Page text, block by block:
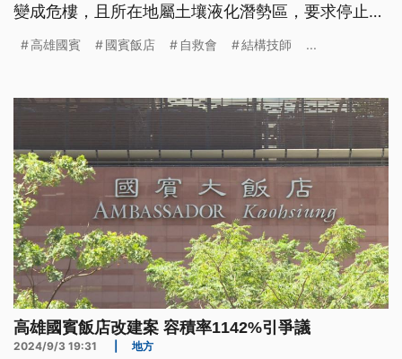
變成危樓，且所在地屬土壤液化潛勢區，要求停止環
開發商在10月底前針對交通、地質開挖等補正資料。
高雄國賓 國賓飯店 自救會 結構技師 ...
高雄國賓飯店改建案 容積率1142%引爭議
2024/9/3 19:31 地方